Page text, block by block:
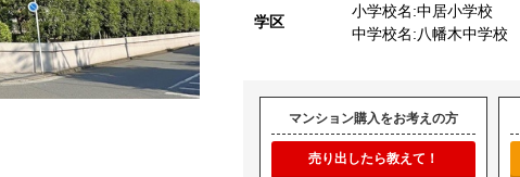
学区
小学校名:中居小学校
中学校名:八幡木中学校
マンション購入をお考えの方
売り出したら教えて！